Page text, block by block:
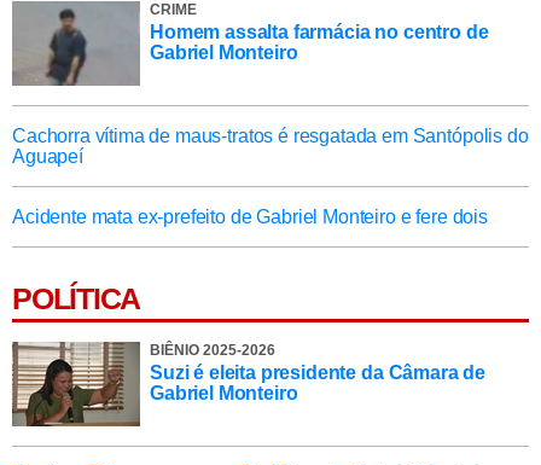
CRIME
Homem assalta farmácia no centro de
Gabriel Monteiro
Cachorra vítima de maus-tratos é resgatada em Santópolis do
Aguapeí
Acidente mata ex-prefeito de Gabriel Monteiro e fere dois
POLÍTICA
BIÊNIO 2025-2026
Suzi é eleita presidente da Câmara de
Gabriel Monteiro